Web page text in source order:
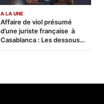
A LA UNE
Affaire de viol présumé
d’une juriste française à
Casablanca : Les dessous